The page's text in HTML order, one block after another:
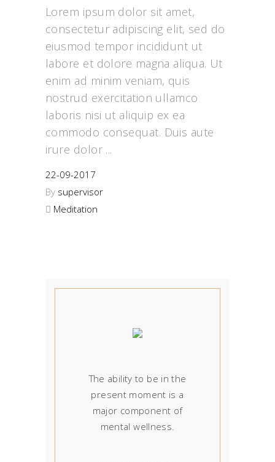
Lorem ipsum dolor sit amet,
consectetur adipiscing elit, sed do
eiusmod tempor incididunt ut
labore et dolore magna aliqua. Ut
enim ad minim veniam, quis
nostrud exercitation ullamco
laboris nisi ut aliquip ex ea
commodo consequat. Duis aute
irure dolor
22-09-2017
By supervisor
Meditation
The ability to be in the
present moment is a
major component of
mental wellness.